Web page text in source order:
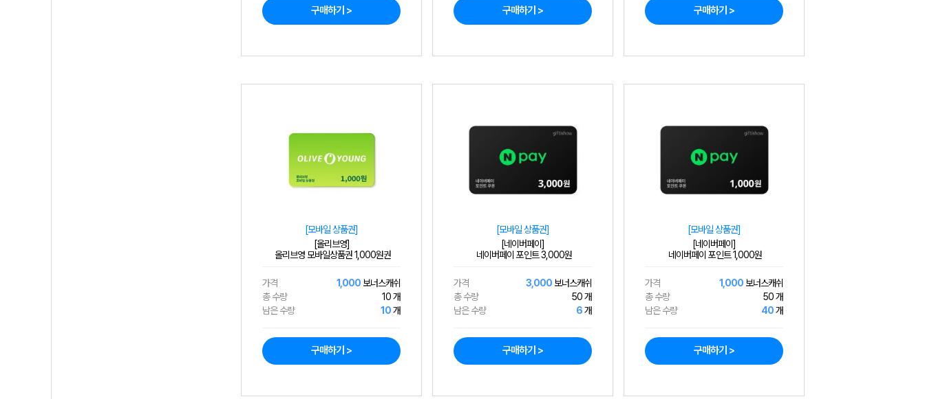
구매하기 > 구매하기 > 구매하기 >
[모바일 상품권]
[올리브영]
올리브영 모바일상품권 1,000원권
가격 1,000 보너스캐쉬
총 수량
10 개
남은 수량
10개
구매하기 >
[모바일 상품권]
[네이버페이]
네이버페이 포인트 3,000원
가격 3,000 보너스캐쉬
총 수량
50 개
남은 수량
6개
구매하기 >
[모바일 상품권]
[네이버페이]
네이버페이 포인트 1,000원
가격 1,000 보너스캐쉬
총 수량
50 개
남은 수량
40개
구매하기 >